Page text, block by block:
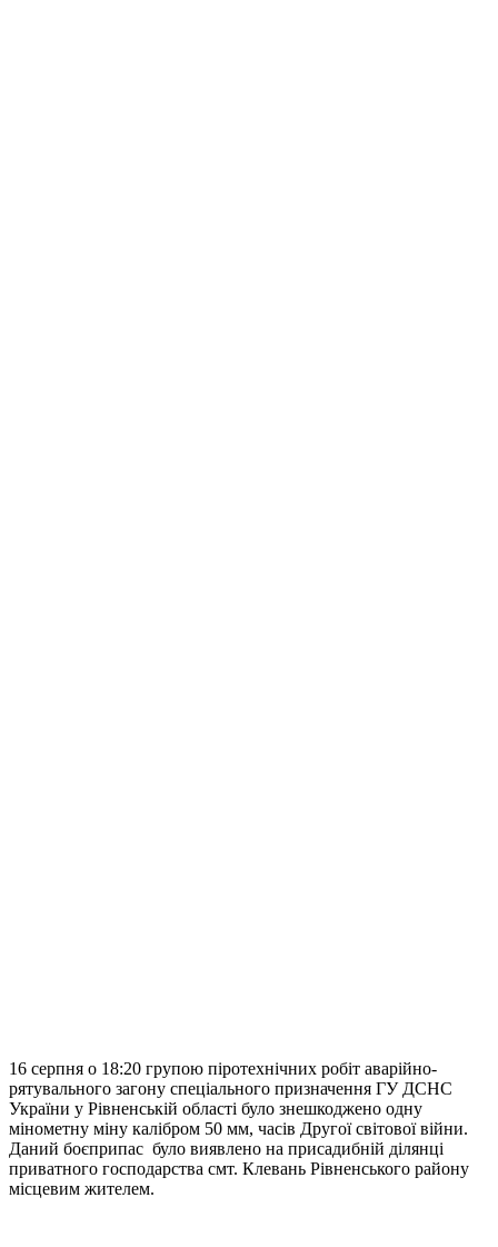
16 серпня о 18:20 групою піротехнічних робіт аварійно-
рятувального загону спеціального призначення ГУ ДСНС
України у Рівненській області було знешкоджено одну
мінометну міну калібром 50 мм, часів Другої світової війни.
Даний боєприпас було виявлено на присадибній ділянці
приватного господарства смт. Клевань Рівненського району
місцевим жителем.